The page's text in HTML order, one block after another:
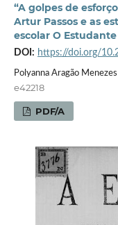
“A golpes de
Artur Passos e as
escolar O Estudante
DOI: https://doi.org/
Polyanna Aragão
e42218
PDF/A